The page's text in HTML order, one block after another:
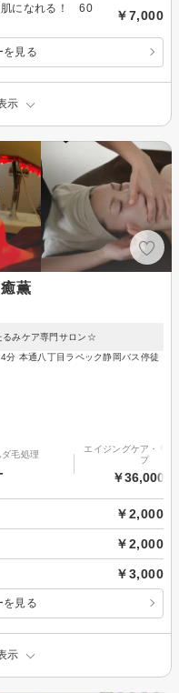
肌になれる！ 60
￥7,000
を見る
示
薫
みケア専門サロン☆
分 本通八丁目ラペック静岡バス停徒
ダ毛処理
-
エイジングケア・リ
プ
￥36,000～
￥2,000
￥2,000
￥3,000
を見る
示